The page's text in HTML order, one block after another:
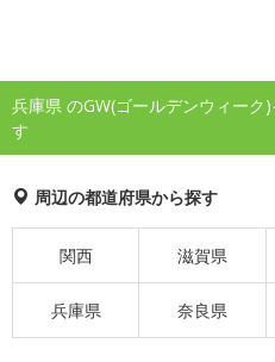
兵庫県 のGW(ゴールデンウィー
す
周辺の都道府県から探す
関西 滋賀県
兵庫県 奈良県